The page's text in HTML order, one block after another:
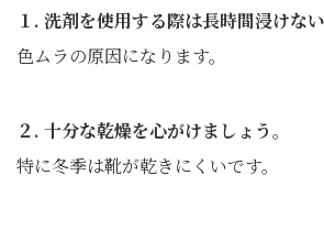
１. 洗剤を使用する際は長時間浸けない
色ムラの原因になります。
２. 十分な乾燥を心がけましょう。
特に冬季は靴が乾きにくいです。